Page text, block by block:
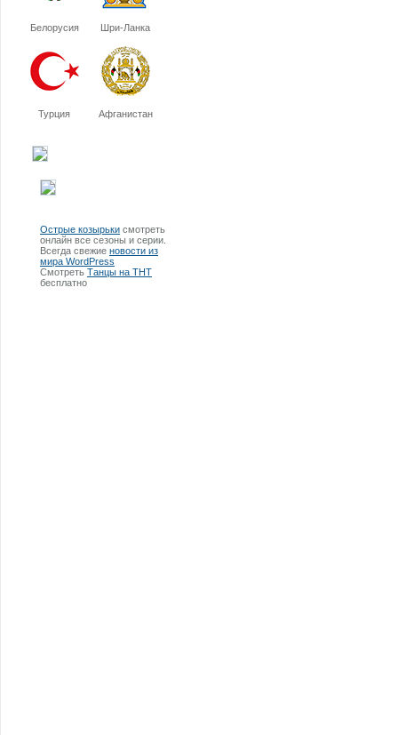
Белорусия Шри-Ланка
Турция Афганистан
Острые козырьки смотреть
онлайн все сезоны и серии.
Всегда свежие новости из
мира WordPress
Смотреть Танцы на ТНТ
бесплатно